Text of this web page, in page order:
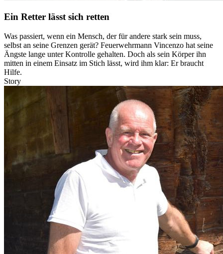
Ein Retter lässt sich retten
Was passiert, wenn ein Mensch, der für andere stark sein muss,
selbst an seine Grenzen gerät? Feuerwehrmann Vincenzo hat seine
Ängste lange unter Kontrolle gehalten. Doch als sein Körper ihn
mitten in einem Einsatz im Stich lässt, wird ihm klar: Er braucht
Hilfe.
Story